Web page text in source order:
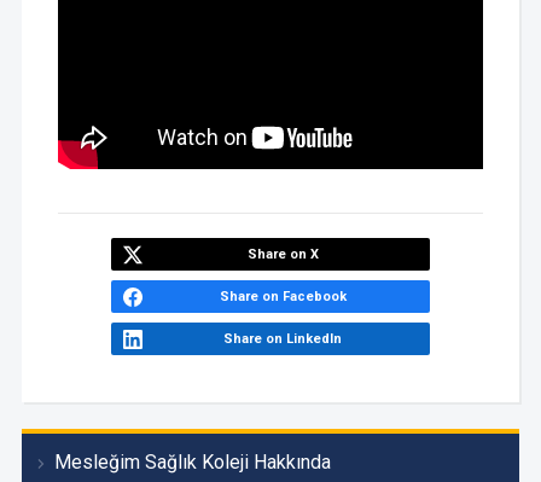
Mesleğim Sağlık Koleji Hakkında
Share on X
Share on Facebook
Share on LinkedIn